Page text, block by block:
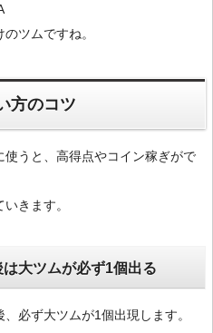
ツムですね。
方のコツ
うと、高得点やコイン稼ぎがで
きます。
大ツムが必ず1個出る
必ず大ツムが1個出現します。